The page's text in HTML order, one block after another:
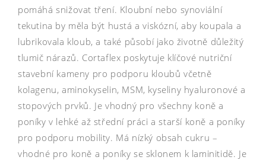
pomáhá snižovat tření. Kloubní nebo synoviální
tekutina by měla být hustá a viskózní, aby koupala a
lubrikovala kloub, a také působí jako životně důležitý
tlumič nárazů. Cortaflex poskytuje klíčové nutriční
stavební kameny pro podporu kloubů včetně
kolagenu, aminokyselin, MSM, kyseliny hyaluronové a
stopových prvků. Je vhodný pro všechny koně a
poníky v lehké až střední práci a starší koně a poníky
pro podporu mobility. Má nízký obsah cukru –
vhodné pro koně a poníky se sklonem k laminitidě. Je